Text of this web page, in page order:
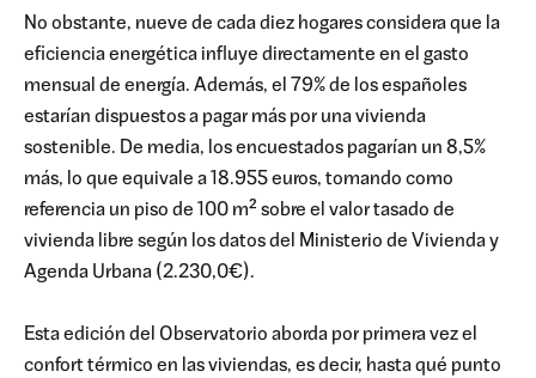
No obstante, nueve de cada diez hogares considera que la
eficiencia energética influye directamente en el gasto
mensual de energía. Además, el 79% de los españoles
estarían dispuestos a pagar más por una vivienda
sostenible. De media, los encuestados pagarían un 8,5%
más, lo que equivale a 18.955 euros, tomando como
referencia un piso de 100 m² sobre el valor tasado de
vivienda libre según los datos del Ministerio de Vivienda y
Agenda Urbana (2.230,0€).
Esta edición del Observatorio aborda por primera vez el
confort térmico en las viviendas, es decir, hasta qué punto